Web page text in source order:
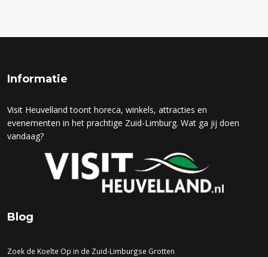
Informatie
Visit Heuvelland toont horeca, winkels, attracties en
evenementen in het prachtige Zuid-Limburg. Wat ga jij doen
vandaag?
Blog
Zoek de Koelte Op in de Zuid-Limburgse Grotten